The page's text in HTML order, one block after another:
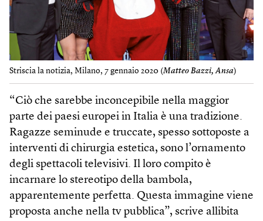
Striscia la notizia, Milano, 7 gennaio 2020 (Matteo Bazzi, Ansa)
“Ciò che sarebbe inconcepibile nella maggior
parte dei paesi europei in Italia è una tradizione.
Ragazze seminude e truccate, spesso sottoposte a
interventi di chirurgia estetica, sono l’ornamento
degli spettacoli televisivi. Il loro compito è
incarnare lo stereotipo della bambola,
apparentemente perfetta. Questa immagine viene
proposta anche nella tv pubblica”, scrive allibita